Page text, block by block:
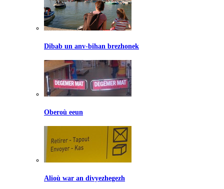
Dibab un anv-bihan brezhonek
Oberoù eeun
Alioù war an divyezhegezh